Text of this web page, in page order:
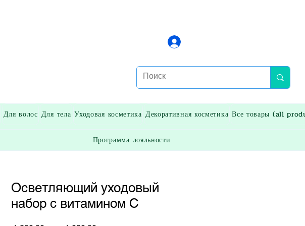
Для волос Для тела Уходовая косметика Декоративная косметика Все товары (all
Программа лояльности
Осветляющий уходовый
набор с витамином С